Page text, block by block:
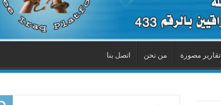
تقارير مصورة من نحن اتصل بنا